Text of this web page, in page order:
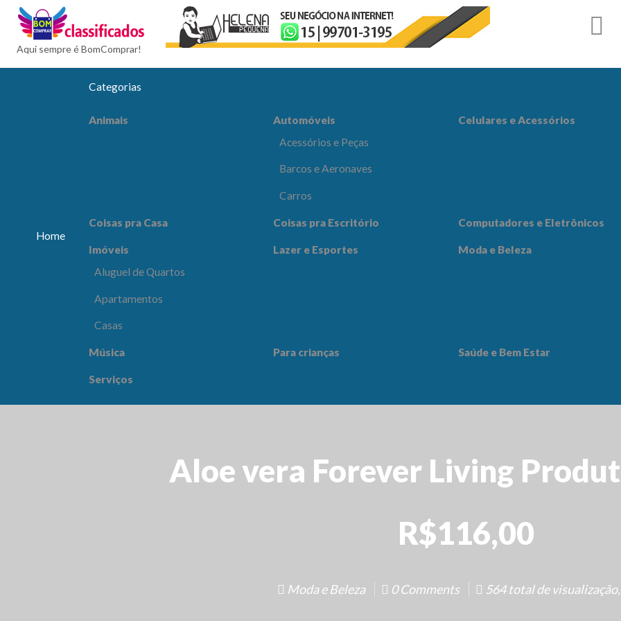
Coisas pra Escritório
Computadores e
Eletrônicos
Lazer e Esportes Moda e Beleza
BomComprar
Aqui sempre é BomComprar!
Home
Categorias
Animais
Automóveis
Acessórios e Peças
Barcos e Aeronaves
Carros
Celulares e Acessórios
Coisas pra Casa Coisas pra Escritório Computadores e Eletrônicos
Imóveis
Aluguel de Quartos
Apartamentos
Casas
Lazer e Esportes Moda e Beleza
Música Para crianças Saúde e Bem Estar
Serviços
Aloe vera Forever Living
R$116,00
Moda e Beleza 0 Comments 564 total de